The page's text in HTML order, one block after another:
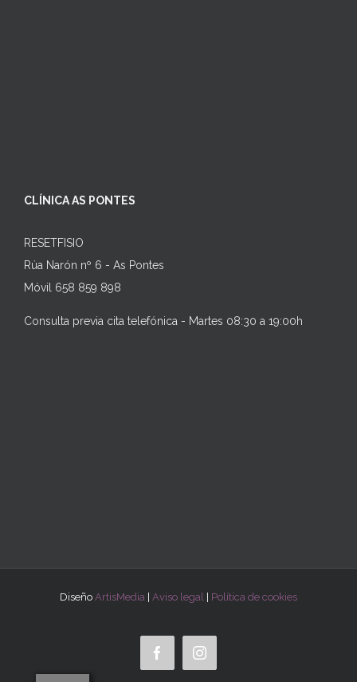
CLÍNICA AS PONTES
RESETFISIO
Rúa Narón nº 6 - As Pontes
Móvil 658 859 898
Consulta previa cita telefónica - Martes 08:30 a 19:00h
Diseño ArtisMedia Aviso legal Política de cookies
FacebookInstagram